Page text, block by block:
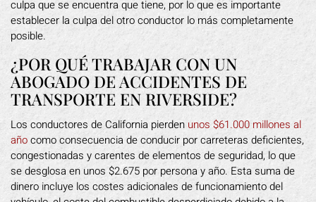
culpa que se encuentra que tiene, por lo que es importante
establecer la culpa del otro conductor lo más completamente
posible.
¿POR QUÉ TRABAJAR CON UN
ABOGADO DE ACCIDENTES DE
TRANSPORTE EN RIVERSIDE?
Los conductores de California pierden unos $61.000 millones al
añocomo consecuencia de conducir por carreteras deficientes,
congestionadas y carentes de elementos de seguridad, lo que
se desglosa en unos $2.675 por persona y año. Esta suma de
dinero incluye los costes adicionales de funcionamiento del